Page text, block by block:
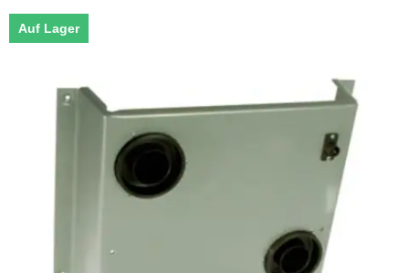
Auf Lager